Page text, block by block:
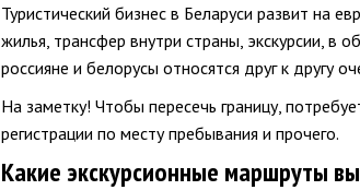
Туристический бизнес в Беларуси развит на
жилья, трансфер внутри страны, экскурсии, в
россияне и белорусы относятся друг к другу
На заметку! Чтобы пересечь границу,
регистрации по месту пребывания и прочего.
Какие экскурсионные маршруты